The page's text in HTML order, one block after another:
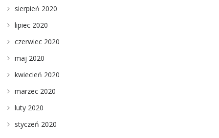
sierpień 2020
lipiec 2020
czerwiec 2020
maj 2020
kwiecień 2020
marzec 2020
luty 2020
styczeń 2020